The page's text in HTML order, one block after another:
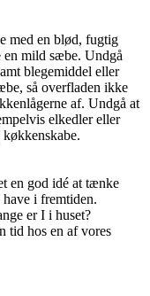
med en blød, fugtig
mild sæbe. Undgå
blegemiddel eller
så overfladen ikke
af. Undgå at
elkedler eller
en god idé at tænke
i fremtiden.
er I i huset?
tid hos en af vores